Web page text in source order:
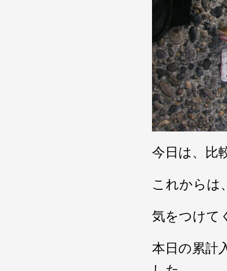
今日は、比
これからは
気をつけて
本日の累計